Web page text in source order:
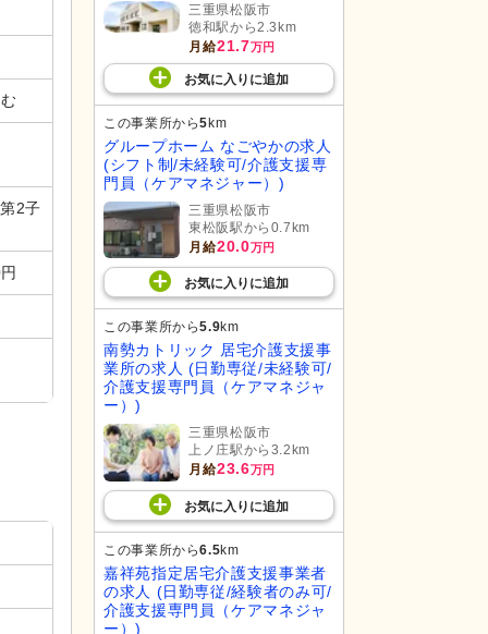
2子
三重県松阪市
徳和駅から2.3km
月給21.7万円
お気に入り に追加
この事業所から5km
グループホーム なごやかの求人
(シフト制/未経験可/介護支援専
門員（ケアマネジャー）)
三重県松阪市
東松阪駅から0.7km
月給20.0万円
お気に入り に追加
この事業所から5.9km
南勢カトリック 居宅介護支援事
業所の求人 (日勤専従/未経験可/
介護支援専門員（ケアマネジャ
ー）)
三重県松阪市
上ノ庄駅から3.2km
月給23.6万円
お気に入り に追加
この事業所から6.5km
嘉祥苑指定居宅介護支援事業者
の求人 (日勤専従/経験者のみ可/
介護支援専門員（ケアマネジャ
ー）)